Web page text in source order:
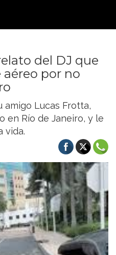
del DJ que
por no
amigo Lucas Frotta,
en Río de Janeiro, y le
vida.